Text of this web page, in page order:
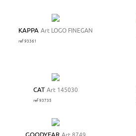
KAPPA Art LOGO FINEGAN
ref 93361
CAT Art 145030
ref 93735